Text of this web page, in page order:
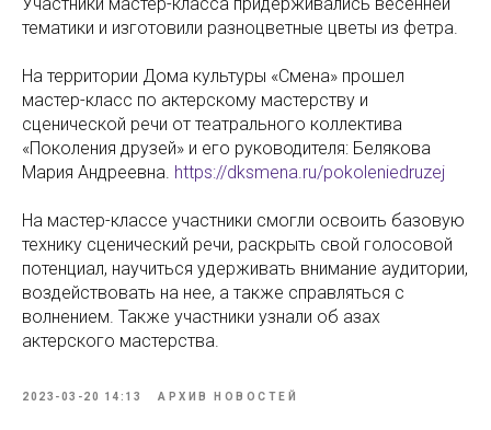
тематики и изготовили разноцветные цветы из фетра.
На территории Дома культуры «Смена» прошел
мастер-класс по актерскому мастерству и
сценической речи от театрального коллектива
«Поколения друзей» и его руководителя: Белякова
Мария Андреевна. https://dksmena.ru/pokoleniedruzej
На мастер-классе участники смогли освоить базовую
технику сценический речи, раскрыть свой голосовой
потенциал, научиться удерживать внимание аудитории,
воздействовать на нее, а также справляться с
волнением. Также участники узнали об азах
актерского мастерства.
2023-03-20 14:13 АРХИВ НОВОСТЕЙ